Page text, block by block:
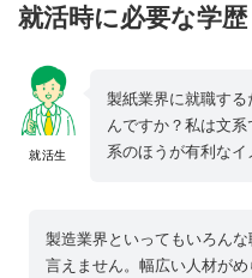
就活時に必要な学
就活生
製紙業界に就職す
んですか？私は文
系のほうが有利なイ
製造業界といってもいろん
言えません。幅広い人材がめ